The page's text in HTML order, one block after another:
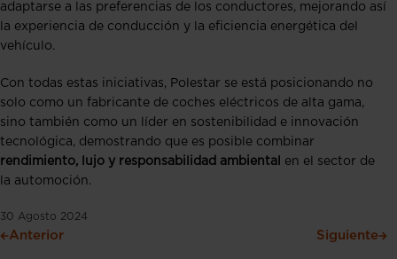
adaptarse a las preferencias de los conductores, mejorando así
la experiencia de conducción y la eficiencia energética del
vehículo.
Con todas estas iniciativas, Polestar se está posicionando no
solo como un fabricante de coches eléctricos de alta gama,
sino también como un líder en sostenibilidad e innovación
tecnológica, demostrando que es posible combinar
rendimiento, lujo y responsabilidad ambiental
en el sector de
la automoción.
30 Agosto 2024
Anterior Siguiente